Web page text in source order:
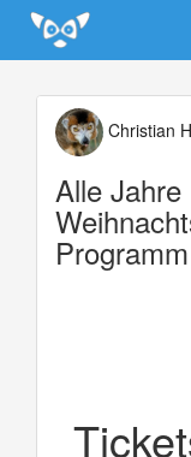
Update cookies preferences
Christian
Alle